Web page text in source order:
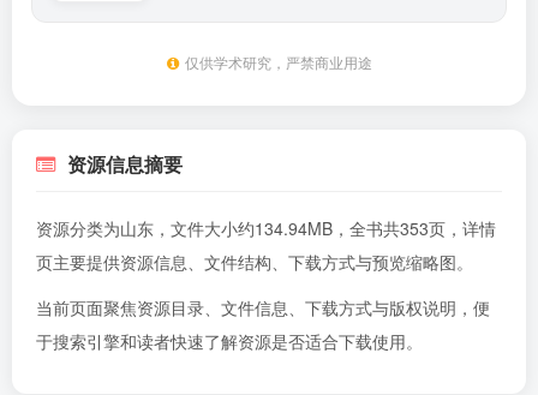
仅供学术研究，严禁商业用途
资源信息摘要
资源分类为山东，文件大小约134.94MB，全书共353页，详情
页主要提供资源信息、文件结构、下载方式与预览缩略图。
当前页面聚焦资源目录、文件信息、下载方式与版权说明，便
于搜索引擎和读者快速了解资源是否适合下载使用。